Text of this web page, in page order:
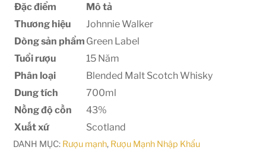
Đặc điểm
Mô tả
Thương hiệu
Johnnie Walker
Dòng sản phẩm Green Label
Tuổi rượu
15 Năm
Phân loại
Blended Malt Scotch Whisky
Dung tích
700ml
Nồng độ cồn
43%
Xuất xứ
Scotland
DANH MỤC: Rượu mạnh, Rượu Mạnh Nhập Khẩu